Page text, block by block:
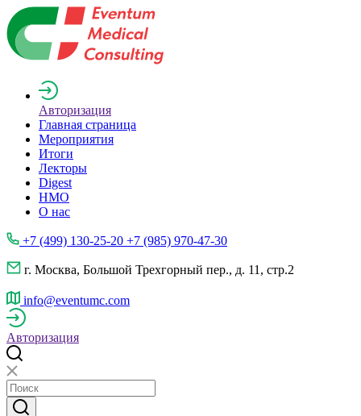
Авторизация
Главная страница
Мероприятия
Итоги
Лекторы
Digest
НМО
О нас
+7 (499) 130-25-20 +7 (985) 970-47-30
г. Москва, Большой Трехгорный пер., д. 11, стр.2
info@eventumc.com
Авторизация